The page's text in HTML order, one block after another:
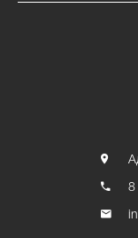
8